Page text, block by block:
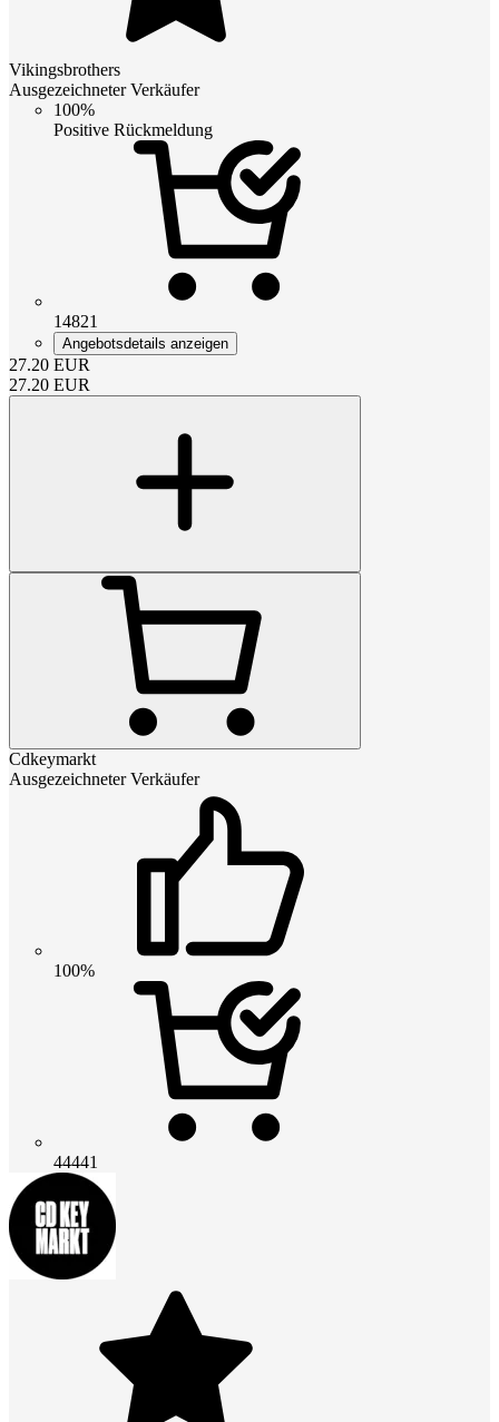
Vikingsbrothers
Ausgezeichneter Verkäufer
100%
Positive Rückmeldung
14821
Angebotsdetails anzeigen
27.20 EUR
27.20 EUR
Cdkeymarkt
Ausgezeichneter Verkäufer
100%
44441